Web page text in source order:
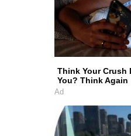
Think Your Crush
You? Think Again
Ad